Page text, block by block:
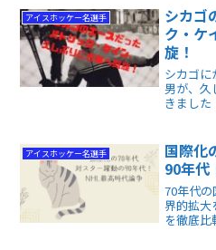
ルのリバ
アイスホッケー名選手
シカゴ
ク・ケ
旋！
シカゴに
男が、久
きました
を入れる
アイスホッケー名選手
国際化
90年代
70年代
界的拡大
を徹底